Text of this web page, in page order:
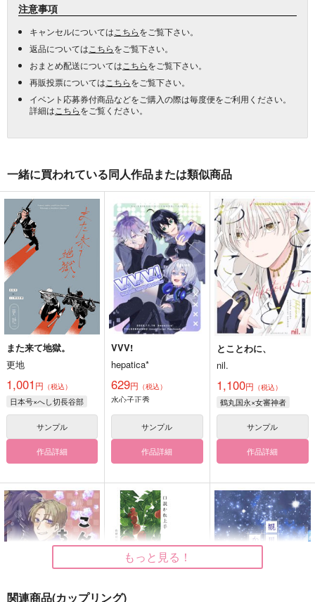
注意事項
キャンセルについては こちらをご覧下さい。
返品については こちらをご覧下さい。
おまとめ配送については こちらをご覧下さい。
再販投票については こちらをご覧下さい。
イベント応募券付商品などをご購入の際は毎度便をご利用ください。
詳細は こちらをご覧ください。
一緒に買われている同人作品または類似商品
また来て地獄。
更地
1,001 円 （税込）
日本号×へし切長谷部
サンプル
作品詳細
VVV!
hepatica*
629円 （税込）
水心子正秀
サンプル
作品詳細
とことわに、
nil.
1,100円 （税込）
鶴丸国永×女審神者
サンプル
作品詳細
もっと見る！
関連商品(カップリング)